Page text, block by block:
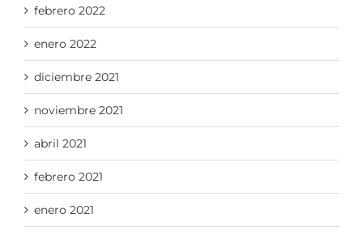
febrero 2022
enero 2022
diciembre 2021
noviembre 2021
abril 2021
febrero 2021
enero 2021